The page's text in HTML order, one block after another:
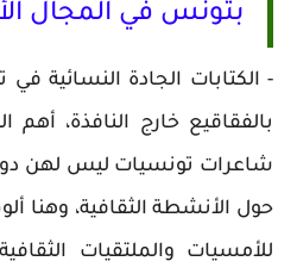
بتونس في المجال
- الكتابات الجادة النسائية في
بالفقاقيع خارج النافذة،
شاعرات تونسيات ليس لهن دور
حول الأنشطة الثقافية، وهنا
للأمسيات والملتقيات